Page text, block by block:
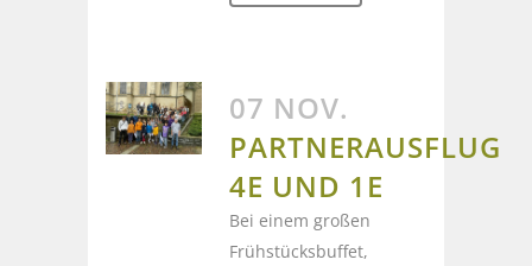
07 NOV.
PARTNERAUSFLUG
4E UND 1E
Bei einem großen
Frühstücksbuffet,